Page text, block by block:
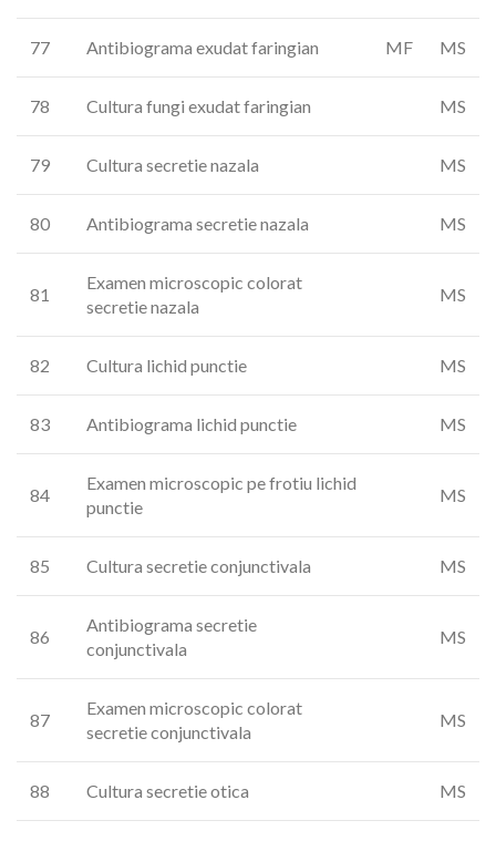
77 Antibiograma exudat faringian MF MS
78 Cultura fungi exudat faringian MS
79 Cultura secretie nazala MS
80 Antibiograma secretie nazala MS
81
Examen microscopic colorat
secretie nazala
MS
82 Cultura lichid punctie MS
83 Antibiograma lichid punctie MS
84
Examen microscopic pe frotiu lichid
punctie
MS
85 Cultura secretie conjunctivala MS
86
Antibiograma secretie
conjunctivala
MS
87
Examen microscopic colorat
secretie conjunctivala
MS
88 Cultura secretie otica MS